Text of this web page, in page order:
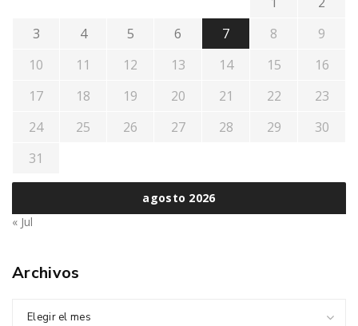
agosto 2026
3
4 5 6 7 8
9
10
11 12 13 14 15
16
17
18 19 20 21 22
23
24
25 26 27 28 29
30
31
« Jul
Archivos
Elegir el mes